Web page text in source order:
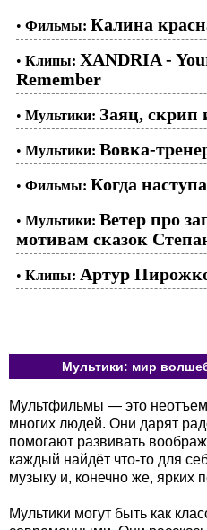
• Фильмы: Калина
• Клипы: XANDRIA -
Remember
• Мультики: Заяц, скрип
• Мультики: Вовка-
• Фильмы: Когда
• Мультики: Ветер про
мотивам сказок
• Клипы: Артур
Мультики: мир
Мультфильмы — это
многих людей. Они дарят
помогают развивать
каждый найдёт что-то для
музыку и, конечно же, ярких
Мультики могут быть как